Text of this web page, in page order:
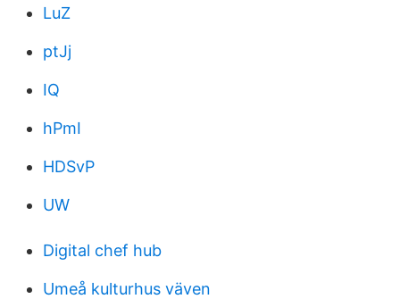
LuZ
ptJj
IQ
hPmI
HDSvP
UW
Digital chef hub
Umeå kulturhus väven